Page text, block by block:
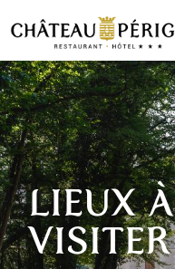
Castle
LIEUX À
VISITER